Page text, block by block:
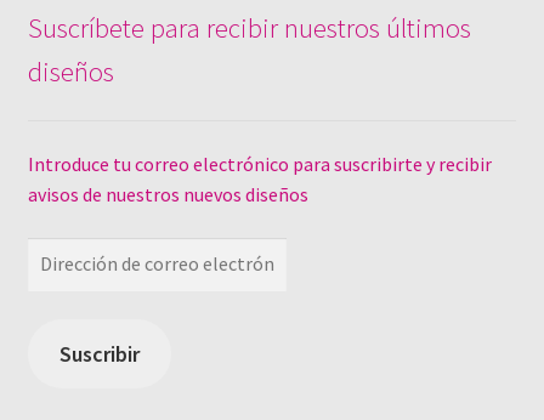
Suscríbete para recibir nuestros últimos
diseños
Introduce tu correo electrónico para suscribirte y recibir
avisos de nuestros nuevos diseños
Dirección
electrónico
Suscribir